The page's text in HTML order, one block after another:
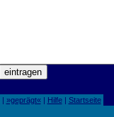
| »geprägt«| Hilfe| Startseite